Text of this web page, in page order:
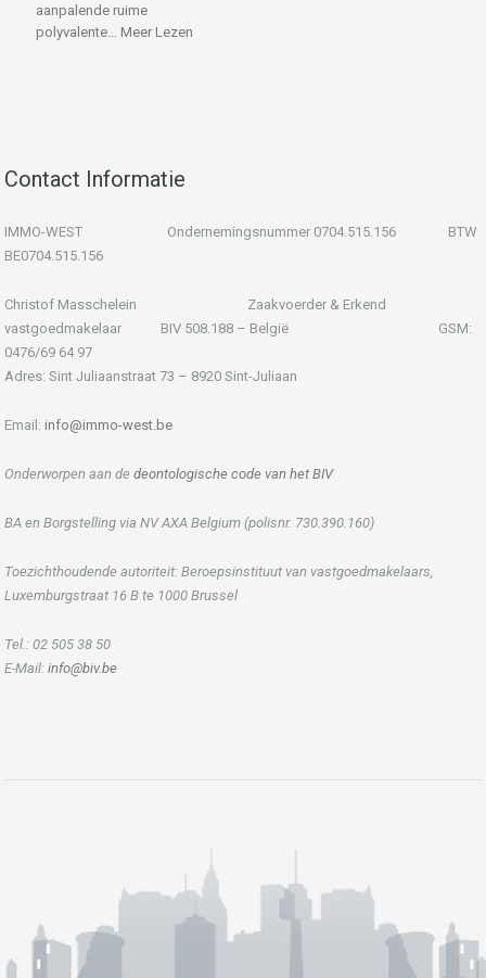
aanpalende ruime
polyvalente… Meer Lezen
Contact Informatie
IMMO-WEST Ondernemingsnummer 0704.515.156 BTW
BE0704.515.156
Christof Masschelein Zaakvoerder & Erkend
vastgoedmakelaar BIV 508.188 – België GSM:
0476/69 64 97
Adres: Sint Juliaanstraat 73 – 8920 Sint-Juliaan
Email: info@immo-west.be
Onderworpen aan de deontologische code van het BIV
BA en Borgstelling via NV AXA Belgium (polisnr. 730.390.160)
Toezichthoudende autoriteit: Beroepsinstituut van vastgoedmakelaars,
Luxemburgstraat 16 B te 1000 Brussel
Tel.: 02 505 38 50
E-Mail: info@biv.be